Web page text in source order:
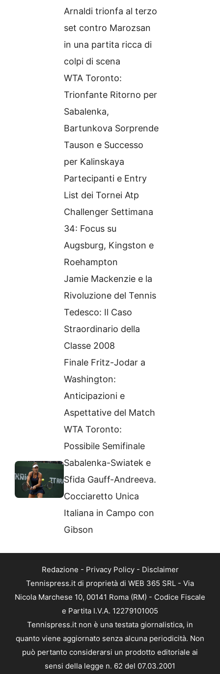
Arnaldi trionfa al terzo
set contro Marozsan
in una partita ricca di
colpi di scena
WTA Toronto:
Trionfante Ritorno per
Sabalenka,
Bartunkova Sorprende
Tauson e Successo
per Kalinskaya
Partecipanti e Entry
List dei Tornei Atp
Challenger Settimana
34: Focus su
Augsburg, Kingston e
Roehampton
Jamie Mackenzie e la
Rivoluzione del Tennis
Tedesco: Il Caso
Straordinario della
Classe 2008
Finale Fritz-Jodar a
Washington:
Anticipazioni e
Aspettative del Match
WTA Toronto:
Possibile Semifinale
Sabalenka-Swiatek e
Sfida Gauff-Andreeva.
Cocciaretto Unica
Italiana in Campo con
Gibson
Redazione - Privacy Policy- Disclaimer
Tennispress.it di proprietà di WEB 365 SRL - Via
Nicola Marchese 10, 00141 Roma (RM) - Codice Fiscale
e Partita I.V.A. 12279101005
Tennispress.it non è una testata giornalistica, in
quanto viene aggiornato senza alcuna periodicità. Non
può pertanto considerarsi un prodotto editoriale ai
sensi della legge n. 62 del 07.03.2001